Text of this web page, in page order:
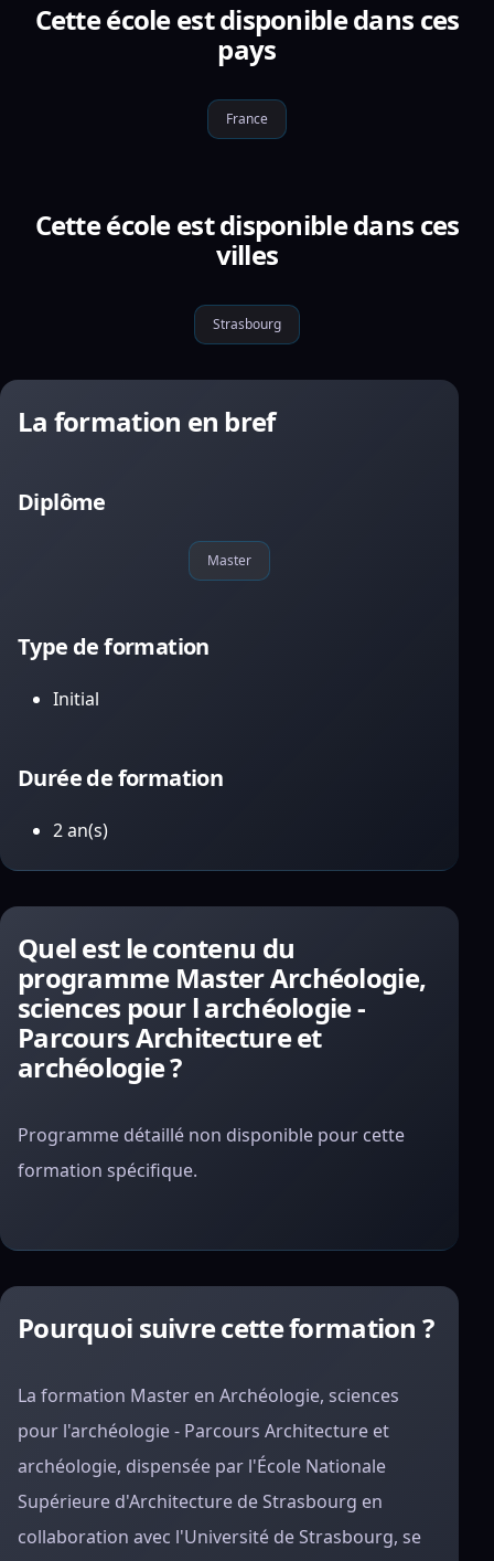
Cette école est disponible dans ces
pays
France
Cette école est disponible dans ces
villes
Strasbourg
La formation en bref
Diplôme
Master
Type de formation
Initial
Durée de formation
2 an(s)
Quel est le contenu du
programme Master Archéologie,
sciences pour l archéologie -
Parcours Architecture et
archéologie ?
Programme détaillé non disponible pour cette
formation spécifique.
Pourquoi suivre cette formation ?
La formation Master en Archéologie, sciences
pour l'archéologie - Parcours Architecture et
archéologie, dispensée par l'École Nationale
Supérieure d'Architecture de Strasbourg en
collaboration avec l'Université de Strasbourg, se